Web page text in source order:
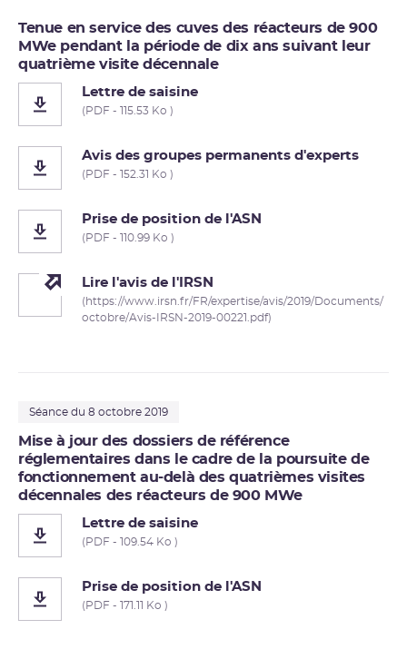
Tenue en service des cuves des réacteurs de 900
MWe pendant la période de dix ans suivant leur
quatrième visite décennale
Lettre de saisine
(PDF - 115.53 Ko )
Avis des groupes permanents d'experts
(PDF - 152.31 Ko )
Prise de position de l'ASN
(PDF - 110.99 Ko )
Lire l'avis de l'IRSN
(https://www.irsn.fr/FR/expertise/avis/2019/Documents/
octobre/Avis-IRSN-2019-00221.pdf)
Séance du 8 octobre 2019
Mise à jour des dossiers de référence
réglementaires dans le cadre de la poursuite de
fonctionnement au-delà des quatrièmes visites
décennales des réacteurs de 900 MWe
Lettre de saisine
(PDF - 109.54 Ko )
Prise de position de l'ASN
(PDF - 171.11 Ko )